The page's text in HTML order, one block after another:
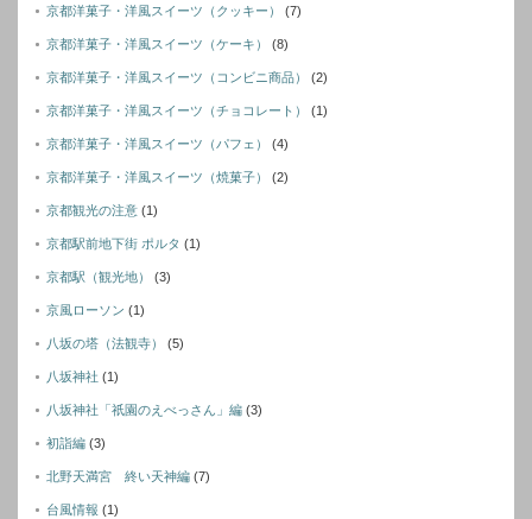
京都洋菓子・洋風スイーツ（クッキー） (7)
京都洋菓子・洋風スイーツ（ケーキ） (8)
京都洋菓子・洋風スイーツ（コンビニ商品） (2)
京都洋菓子・洋風スイーツ（チョコレート） (1)
京都洋菓子・洋風スイーツ（パフェ） (4)
京都洋菓子・洋風スイーツ（焼菓子） (2)
京都観光の注意 (1)
京都駅前地下街 ポルタ (1)
京都駅（観光地） (3)
京風ローソン (1)
八坂の塔（法観寺） (5)
八坂神社 (1)
八坂神社「祇園のえべっさん」編 (3)
初詣編 (3)
北野天満宮 終い天神編 (7)
台風情報 (1)